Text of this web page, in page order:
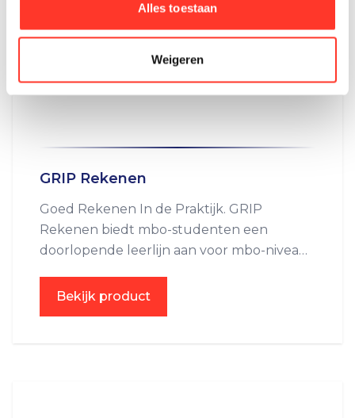
Alles toestaan
Weigeren
GRIP Rekenen
Goed Rekenen In de Praktijk. GRIP
Rekenen biedt mbo-studenten een
doorlopende leerlijn aan voor mbo-niveau
Bekijk product